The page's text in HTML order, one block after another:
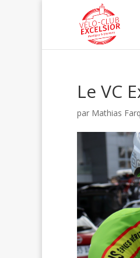
Le VC
par Mathias